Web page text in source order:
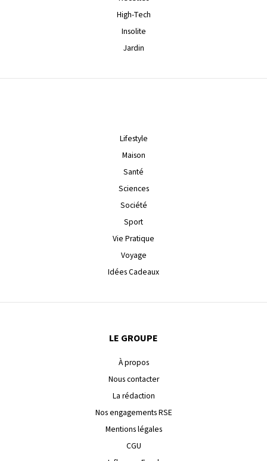
High-Tech
Insolite
Jardin
Lifestyle
Maison
Santé
Sciences
Société
Sport
Vie Pratique
Voyage
Idées Cadeaux
LE GROUPE
À propos
Nous contacter
La rédaction
Nos engagements RSE
Mentions légales
CGU